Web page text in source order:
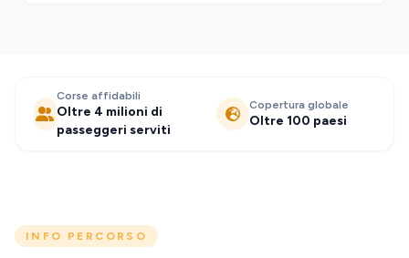
Corse affidabili
Oltre 4 milioni di
passeggeri serviti
Copertura globale
Oltre 100 paesi
INFO PERCORSO